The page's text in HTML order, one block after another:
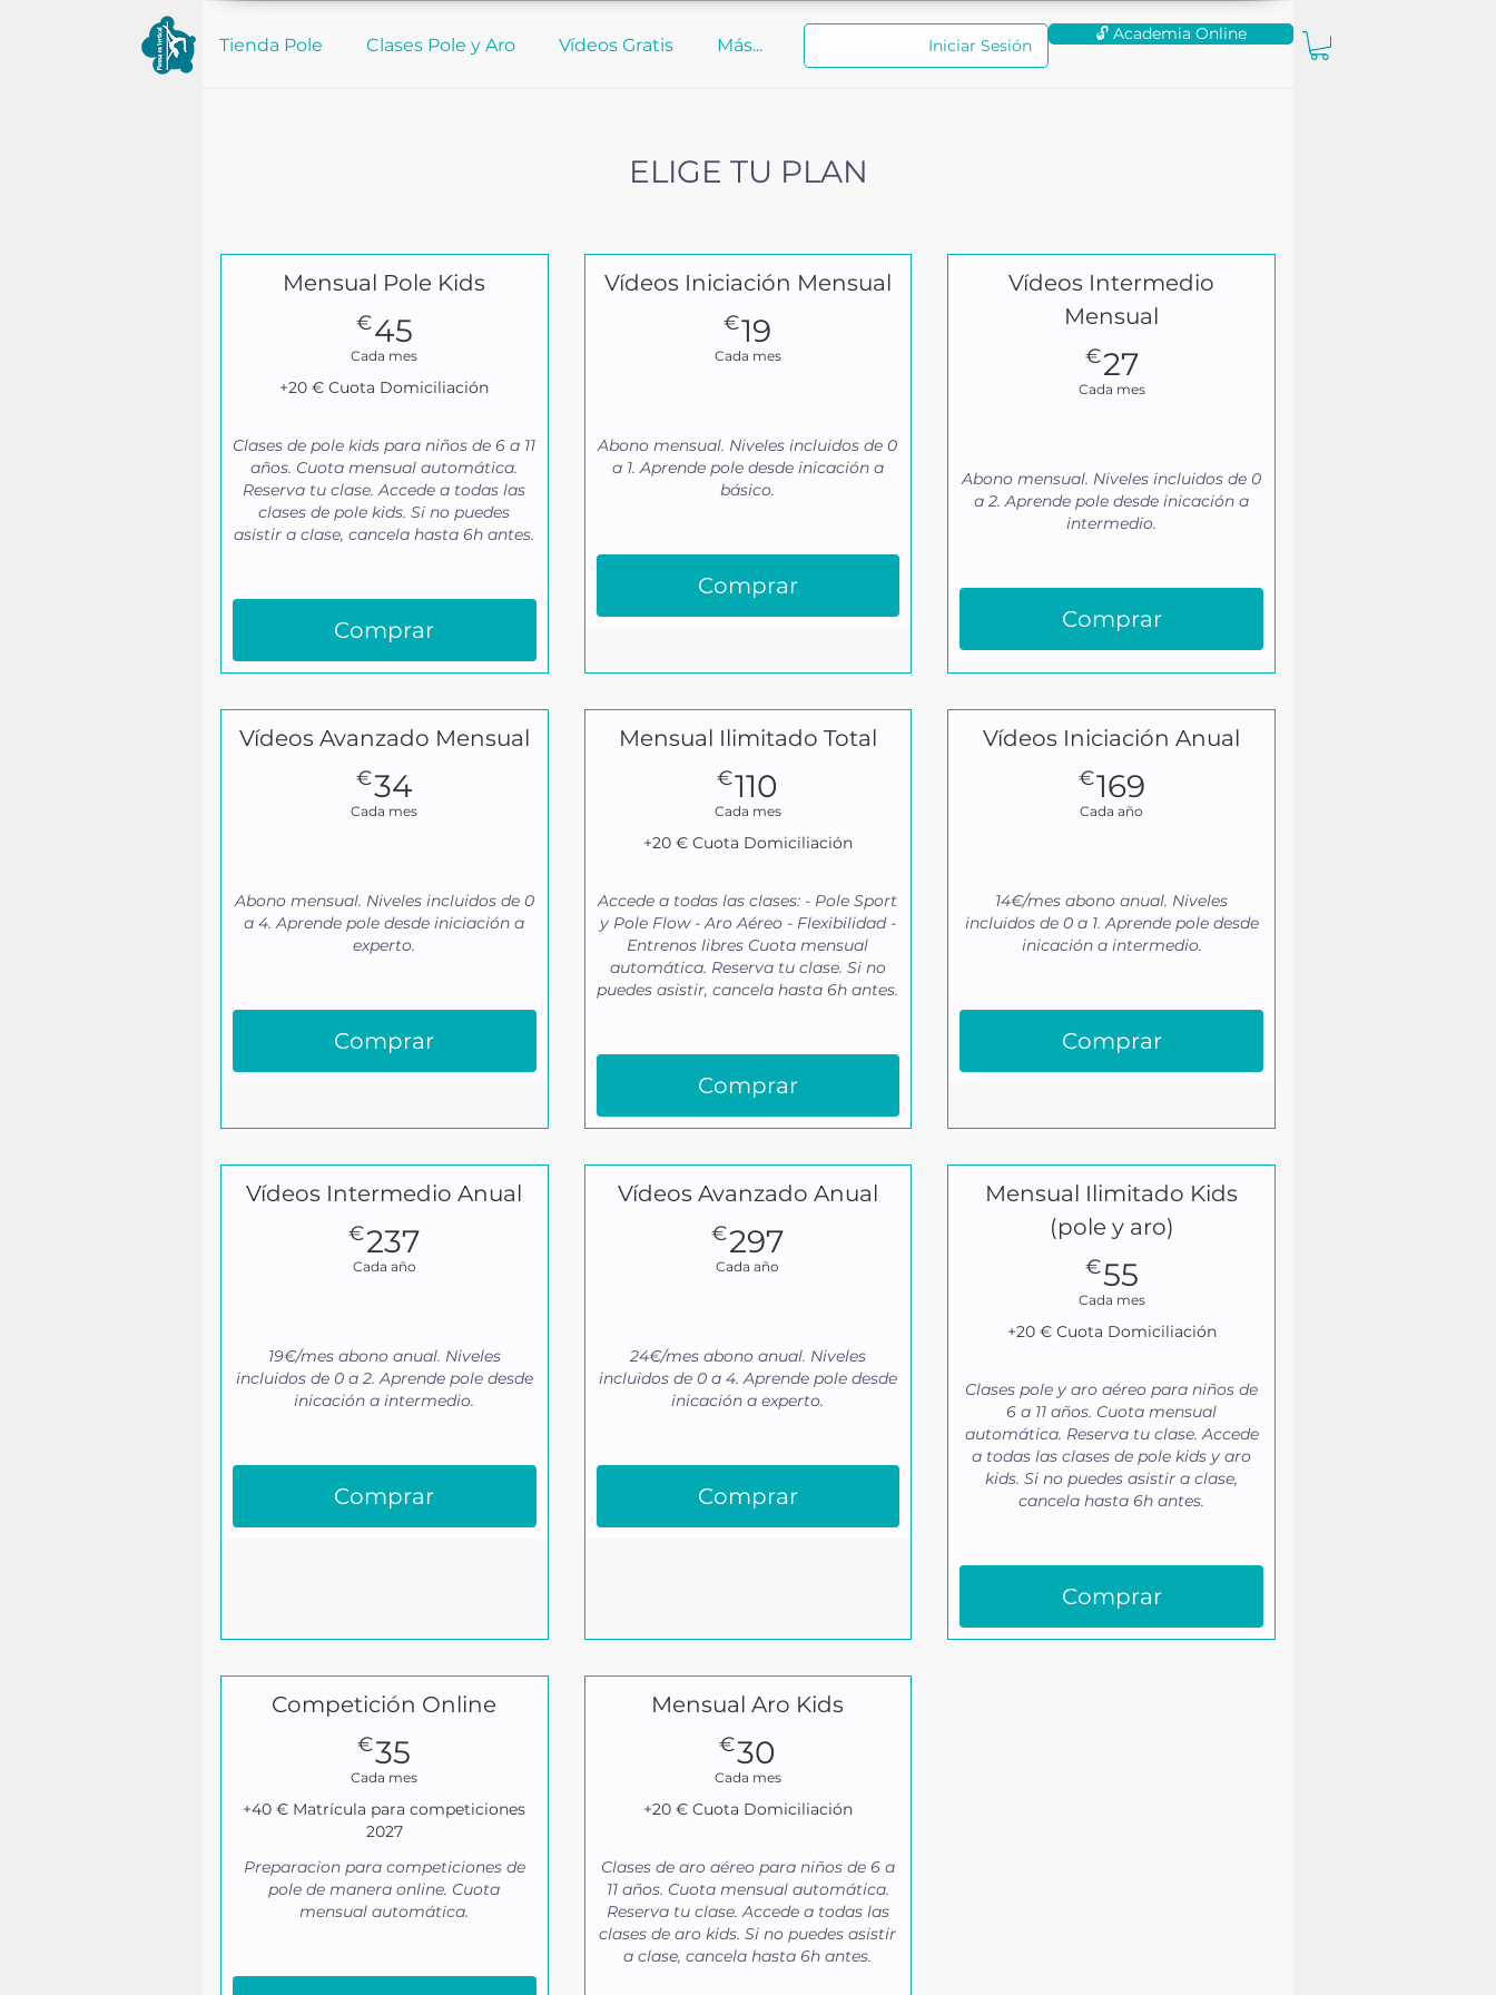
Tienda Pole Clases Pole y Aro Vídeos Gratis Más... Iniciar Sesión
🔓 Academia Online
ELIGE TU PLAN
Mensual Pole Kids
€45
Cada mes
+20 € Cuota Domiciliación
Clases de pole kids para niños de 6 a 11
años. Cuota mensual automática.
Reserva tu clase. Accede a todas las
clases de pole kids. Si no puedes
asistir a clase, cancela hasta 6h antes.
Comprar
Vídeos Iniciación Mensual
€19
Cada mes
Abono mensual. Niveles incluidos de 0
a 1. Aprende pole desde inicación a
básico.
Comprar
Vídeos Intermedio
Mensual
€2727€
Cada mes
Abono mensual. Niveles incluidos de 0
a 2. Aprende pole desde inicación a
intermedio.
Comprar
Vídeos Avanzado Mensual
€34
Cada mes
Abono mensual. Niveles incluidos de 0
a 4. Aprende pole desde iniciación a
experto.
Comprar
Mensual Ilimitado Total
€110
Cada mes
+20 € Cuota Domiciliación
Accede a todas las clases: - Pole Sport
y Pole Flow - Aro Aéreo - Flexibilidad -
Entrenos libres Cuota mensual
automática. Reserva tu clase. Si no
puedes asistir, cancela hasta 6h antes.
Comprar
Vídeos Iniciación Anual
€169
Cada año
14€/mes abono anual. Niveles
incluidos de 0 a 1. Aprende pole desde
inicación a intermedio.
Comprar
Vídeos Intermedio Anual
€237
Cada año
19€/mes abono anual. Niveles
incluidos de 0 a 2. Aprende pole desde
inicación a intermedio.
Comprar
Vídeos Avanzado Anual
€297
Cada año
24€/mes abono anual. Niveles
incluidos de 0 a 4. Aprende pole desde
inicación a experto.
Comprar
Mensual Ilimitado Kids
(pole y aro)
€55
Cada mes
+20 € Cuota Domiciliación
Clases pole y aro aéreo para niños de
6 a 11 años. Cuota mensual
automática. Reserva tu clase. Accede
a todas las clases de pole kids y aro
kids. Si no puedes asistir a clase,
cancela hasta 6h antes.
Comprar
Competición Online
€35
Cada mes
+40 € Matrícula para competiciones
2027
Preparacion para competiciones de
pole de manera online. Cuota
mensual automática.
Mensual Aro Kids
€30
Cada mes
+20 € Cuota Domiciliación
Clases de aro aéreo para niños de 6 a
11 años. Cuota mensual automática.
Reserva tu clase. Accede a todas las
clases de aro kids. Si no puedes asistir
a clase, cancela hasta 6h antes.